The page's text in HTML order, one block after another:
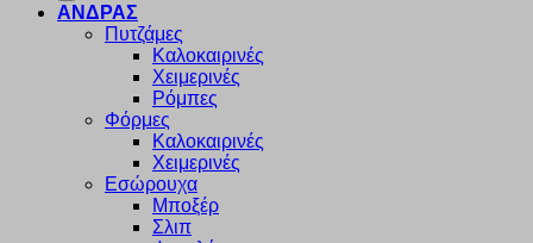
ΑΝΔΡΑΣ
Πυτζάμες
Καλοκαιρινές
Χειμερινές
Ρόμπες
Φόρμες
Καλοκαιρινές
Χειμερινές
Εσώρουχα
Μποξέρ
Σλιπ